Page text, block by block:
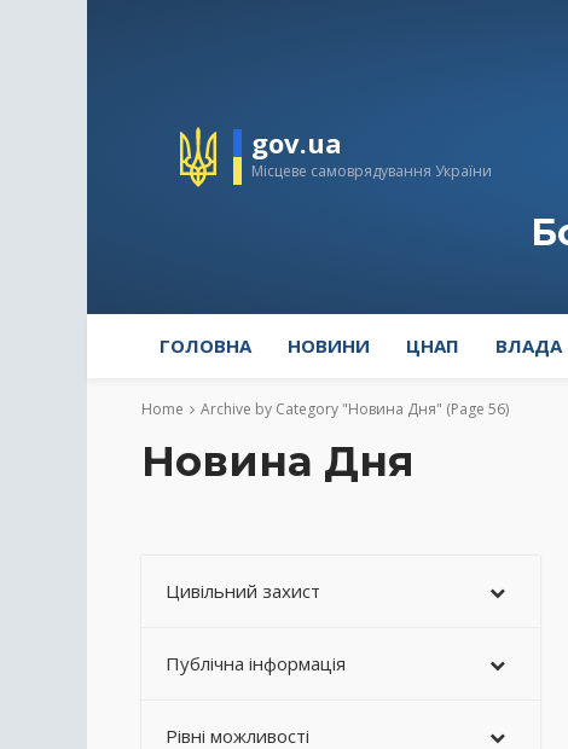
gov.ua
Місцеве самоврядування України
ГОЛОВНА НОВИНИ ЦНАП ВЛАДА
Home Archive by Category "Новина Дня" (Page 56)
Новина Дня
Цивільний захист
Публічна інформація
Рівні можливості